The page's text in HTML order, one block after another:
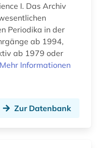
Archiv
Periodika in der
ab 1994,
ab 1979 oder
Mehr Informationen
Zur Datenbank